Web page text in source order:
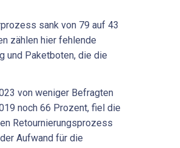
sank von 79 auf 43
zählen hier fehlende
und Paketboten, die die
von weniger Befragten
noch 66 Prozent, fiel die
Retournierungsprozess
Aufwand für die